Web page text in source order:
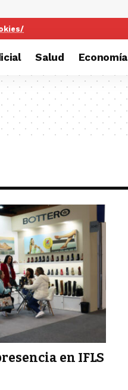
Salud Economía
en IFLS